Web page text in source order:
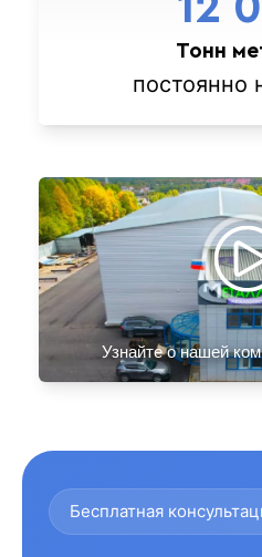
Тонн
постоянно
Узнайте о нашей
Бесплатная